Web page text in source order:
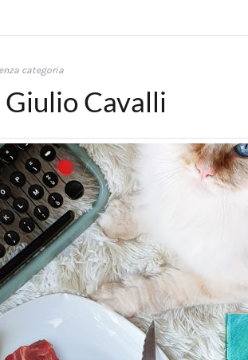
categoria
Cavalli